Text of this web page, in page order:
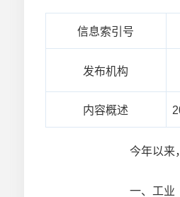
信息索引号
发布机构
内容概述
今年以来，
一、工业